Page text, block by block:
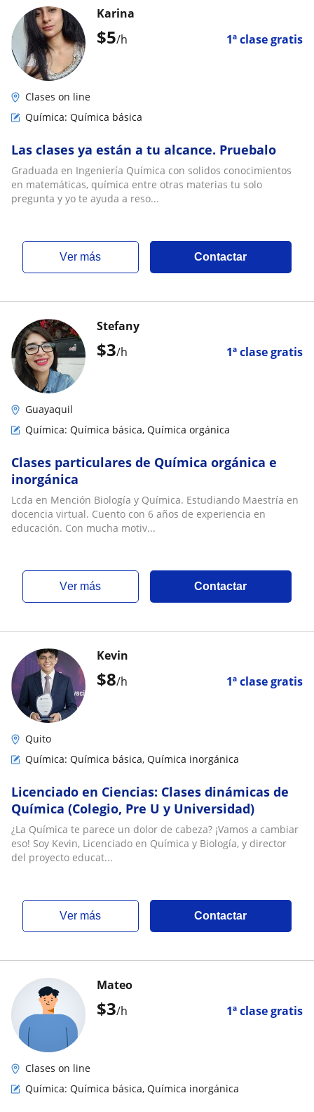
$5/h 1ª clase gratis
Karina
Clases on line
Química: Química básica
Las clases ya están a tu alcance. Pruebalo
Graduada en Ingeniería Química con solidos conocimientos
en matemáticas, química entre otras materias tu solo
pregunta y yo te ayuda a reso...
ver más Contactar
$3/h 1ª clase gratis
Stefany
Guayaquil
Química: Química básica, Química orgánica
Clases particulares de Química orgánica e
inorgánica
Lcda en Mención Biología y Química. Estudiando Maestría en
docencia virtual. Cuento con 6 años de experiencia en
educación. Con mucha motiv...
ver más Contactar
$8/h 1ª clase gratis
Kevin
Quito
Química: Química básica, Química inorgánica
Licenciado en Ciencias: Clases dinámicas de
Química (Colegio, Pre U y Universidad)
¿La Química te parece un dolor de cabeza? ¡Vamos a cambiar
eso! Soy Kevin, Licenciado en Química y Biología, y director
del proyecto educat...
ver más Contactar
$3/h 1ª clase gratis
Mateo
Clases on line
Química: Química básica, Química inorgánica